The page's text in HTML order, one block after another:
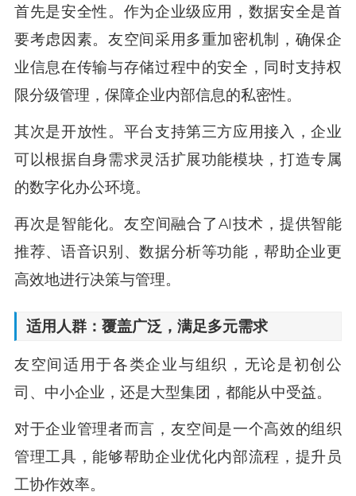
首先是安全性。作为企业级应用，数据安全是首
要考虑因素。友空间采用多重加密机制，确保企
业信息在传输与存储过程中的安全，同时支持权
限分级管理，保障企业内部信息的私密性。
其次是开放性。平台支持第三方应用接入，企业
可以根据自身需求灵活扩展功能模块，打造专属
的数字化办公环境。
再次是智能化。友空间融合了AI技术，提供智能
推荐、语音识别、数据分析等功能，帮助企业更
高效地进行决策与管理。
适用人群：覆盖广泛，满足多元需求
友空间适用于各类企业与组织，无论是初创公
司、中小企业，还是大型集团，都能从中受益。
对于企业管理者而言，友空间是一个高效的组织
管理工具，能够帮助企业优化内部流程，提升员
工协作效率。